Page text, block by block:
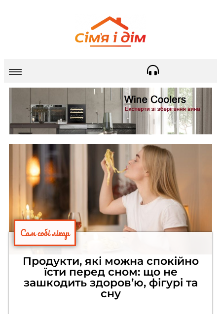
Сам собі лікар
Продукти, які можна спокійно
їсти перед сном: що не
зашкодить здоров’ю, фігурі та
сну